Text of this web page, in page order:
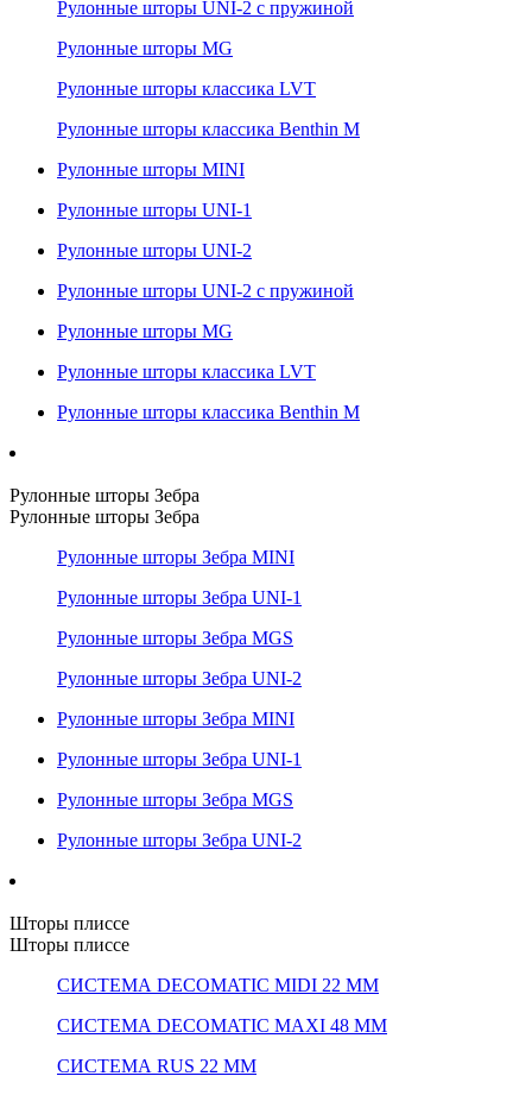
Рулонные шторы UNI-2 с пружиной
Рулонные шторы MG
Рулонные шторы классика LVT
Рулонные шторы классика Benthin M
Рулонные шторы MINI
Рулонные шторы UNI-1
Рулонные шторы UNI-2
Рулонные шторы UNI-2 с пружиной
Рулонные шторы MG
Рулонные шторы классика LVT
Рулонные шторы классика Benthin M
Рулонные шторы Зебра
Рулонные шторы Зебра
Рулонные шторы Зебра MINI
Рулонные шторы Зебра UNI-1
Рулонные шторы Зебра MGS
Рулонные шторы Зебра UNI-2
Рулонные шторы Зебра MINI
Рулонные шторы Зебра UNI-1
Рулонные шторы Зебра MGS
Рулонные шторы Зебра UNI-2
Шторы плиссе
Шторы плиссе
СИСТЕМА DECOMATIC MIDI 22 ММ
СИСТЕМА DECOMATIC MAXI 48 ММ
СИСТЕМА RUS 22 ММ